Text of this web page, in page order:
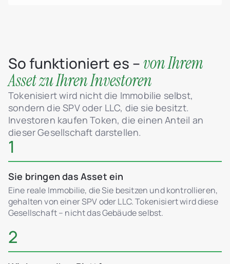
So funktioniert es –von Ihrem
Asset zu Ihren Investoren
Tokenisiert wird nicht die Immobilie selbst,
sondern die SPV oder LLC, die sie besitzt.
Investoren kaufen Token, die einen Anteil an
dieser Gesellschaft darstellen.
1
Sie bringen das Asset ein
Eine reale Immobilie, die Sie besitzen und kontrollieren,
gehalten von einer SPV oder LLC. Tokenisiert wird diese
Gesellschaft – nicht das Gebäude selbst.
2